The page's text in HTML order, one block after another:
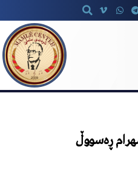
ڕەسووڵ